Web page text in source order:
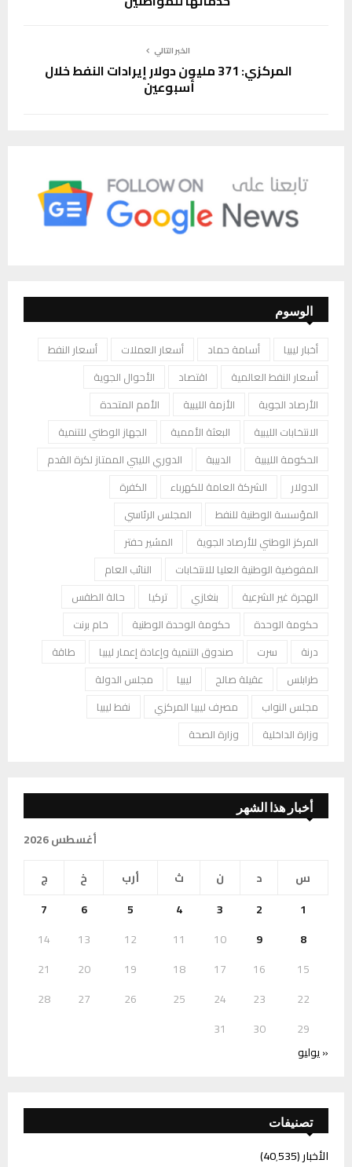
الخبر التالي
المركزي: 371 مليون دولار إيرادات النفط خلال
أسبوعين
الوسوم
أخبار ليبيا أسامة حماد أسعار العملات
أسعار النفط
أسعار النفط العالمية
اقتصاد
الأحوال الجوية
الأرصاد الجوية
الأزمة الليبية
الأمم المتحدة
الانتخابات الليبية
البعثة الأممية
الجهاز الوطني للتنمية
الحكومة الليبية
الدبيبة
الدوري الليبي الممتاز لكرة القدم
الدولار
الشركة العامة للكهرباء
الكفرة
المؤسسة الوطنية للنفط
المجلس الرئاسي
المركز الوطني للأرصاد الجوية
المشير حفتر
المفوضية الوطنية العليا للانتخابات
النائب العام
الهجرة غير الشرعية
بنغازي تركيا
حالة الطقس
حكومة الوحدة
حكومة الوحدة الوطنية
خام برنت
درنة
سرت صندوق التنمية وإعادة إعمار ليبيا
طاقة
طرابلس
عقيلة صالح ليبيا
مجلس الدولة
مجلس النواب
مصرف ليبيا المركزي
نفط ليبيا
وزارة الداخلية
وزارة الصحة
أخبار هذا الشهر
أغسطس 2026
س
د ن ث أرب خ
ج
1
2
3
4
5
6
7
8
9
10
11
12
13
14
15
16
17
18
19
20
21
22
23
24
25
26
27
28
29
30
31
« يوليو
تصنيفات
الأخبار(40٬535)